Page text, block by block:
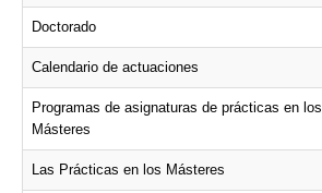
Doctorado
Calendario de actuaciones
Programas de asignaturas de prácticas en los
Másteres
Las Prácticas en los Másteres